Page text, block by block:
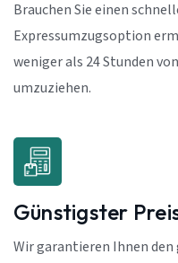
Brauchen Sie einen
Expressumzugsoption
weniger als 24 Stunden
umzuziehen.
Günstigster
Wir garantieren Ihnen